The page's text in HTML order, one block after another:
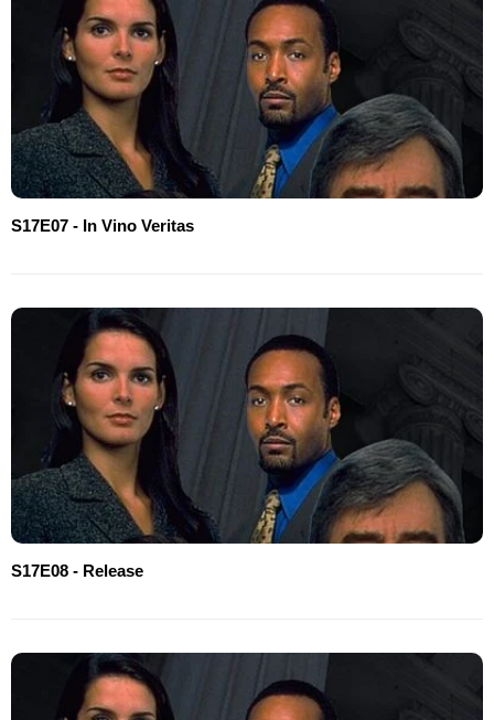
S17E07 - In Vino Veritas
S17E08 - Release